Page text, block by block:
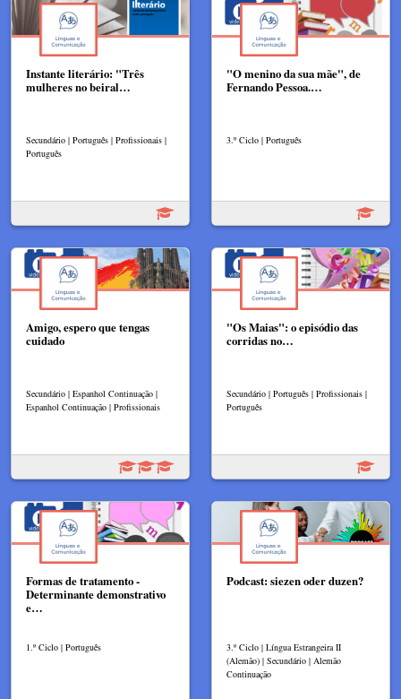
Instante literário: "Três
mulheres no beiral…
Secundário | Português | Profissionais |
Português
"O menino da sua mãe", de
Fernando Pessoa.…
3.º Ciclo | Português
Amigo, espero que tengas
cuidado
Secundário | Espanhol Continuação |
Espanhol Continuação | Profissionais
"Os Maias": o episódio das
corridas no…
Secundário | Português | Profissionais |
Português
Formas de tratamento -
Determinante demonstrativo
e…
1.º Ciclo | Português
Podcast: siezen oder duzen?
3.º Ciclo | Língua Estrangeira II
(Alemão) | Secundário | Alemão
Continuação